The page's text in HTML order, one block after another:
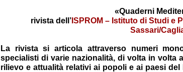
«Quaderni
rivista dell’ISPROM – Istituto di Studi e
Sassari/
La rivista si articola attraverso numeri
specialisti di varie nazionalità, di volta in volta
rilievo e attualità relativi ai popoli e ai paesi